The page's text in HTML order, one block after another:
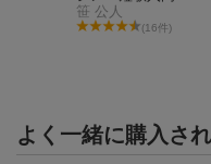
笹 公人
(16件)
よく一緒に購入さ